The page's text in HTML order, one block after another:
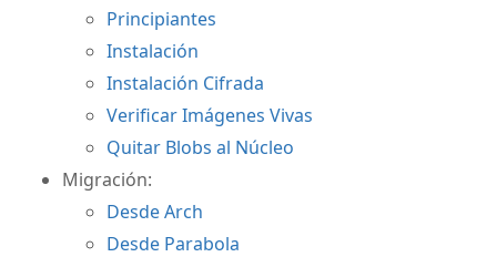
Principiantes
Instalación
Instalación Cifrada
Verificar Imágenes Vivas
Quitar Blobs al Núcleo
Migración:
Desde Arch
Desde Parabola